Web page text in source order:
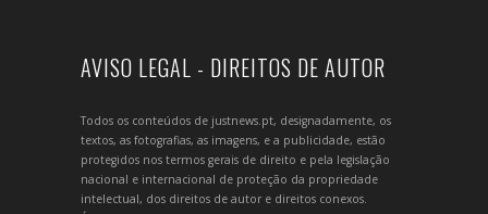
AVISO LEGAL - DIREITOS DE AUTOR
Todos os conteúdos de justnews.pt, designadamente, os
textos, as fotografias, as imagens, e a publicidade, estão
protegidos nos termos gerais de direito e pela legislação
nacional e internacional de proteção da propriedade
intelectual, dos direitos de autor e direitos conexos.